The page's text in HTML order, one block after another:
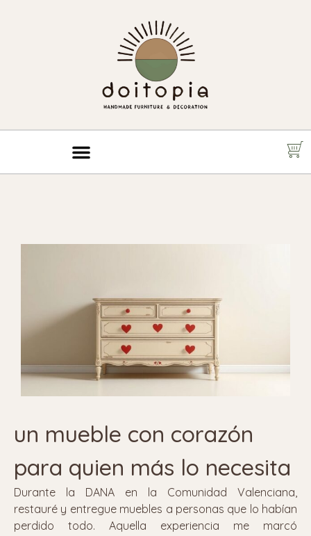
un mueble con corazón
para quien más lo necesita
Durante la DANA en la Comunidad Valenciana,
restauré y entregue muebles a personas que lo habían
perdido todo. Aquella experiencia me marcó